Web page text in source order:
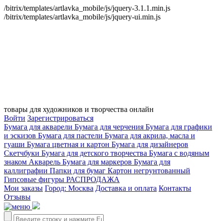
/bitrix/templates/artlavka_mobile/js/jquery-3.1.1.min.js
/bitrix/templates/artlavka_mobile/js/jquery-ui.min.js
товары для художников и творчества онлайн
Войти Зарегистрироваться
Бумага для акварели Бумага для черчения Бумага для графики
и эскизов Бумага для пастели Бумага для акрила, масла и
гуаши Бумага цветная и картон Бумага для дизайнеров
Скетчбуки Бумага для детского творчества Бумага с водяным
знаком Акварель Бумага для маркеров Бумага для
каллиграфии Папки для бумаг Картон негрунтованный
Гипсовые фигуры РАСПРОДАЖА
Мои заказы Город: Москва Доставка и оплата Контакты
Отзывы